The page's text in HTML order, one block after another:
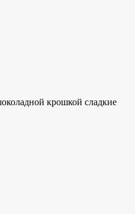
крошкой сладкие